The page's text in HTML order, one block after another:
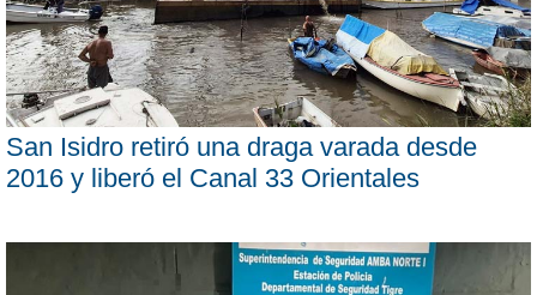
San Isidro retiró una draga varada desde
2016 y liberó el Canal 33 Orientales